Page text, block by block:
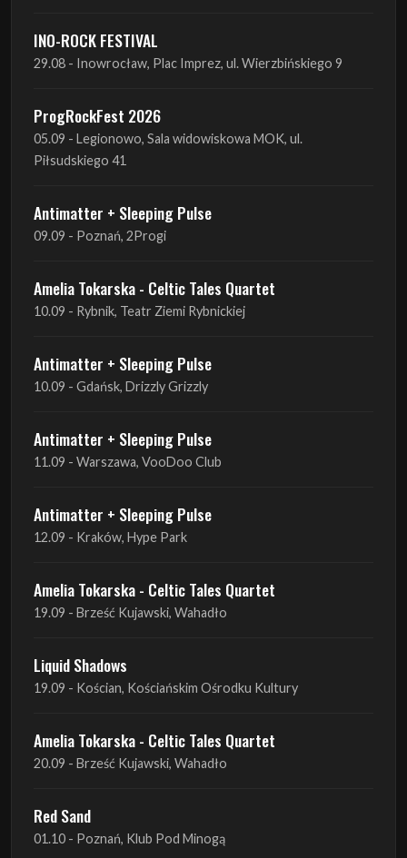
INO-ROCK FESTIVAL
29.08 - Inowrocław, Plac Imprez, ul. Wierzbińskiego 9
ProgRockFest 2026
05.09 - Legionowo, Sala widowiskowa MOK, ul.
Piłsudskiego 41
Antimatter + Sleeping Pulse
09.09 - Poznań, 2Progi
Amelia Tokarska - Celtic Tales Quartet
10.09 - Rybnik, Teatr Ziemi Rybnickiej
Antimatter + Sleeping Pulse
10.09 - Gdańsk, Drizzly Grizzly
Antimatter + Sleeping Pulse
11.09 - Warszawa, VooDoo Club
Antimatter + Sleeping Pulse
12.09 - Kraków, Hype Park
Amelia Tokarska - Celtic Tales Quartet
19.09 - Brześć Kujawski, Wahadło
Liquid Shadows
19.09 - Kościan, Kościańskim Ośrodku Kultury
Amelia Tokarska - Celtic Tales Quartet
20.09 - Brześć Kujawski, Wahadło
Red Sand
01.10 - Poznań, Klub Pod Minogą